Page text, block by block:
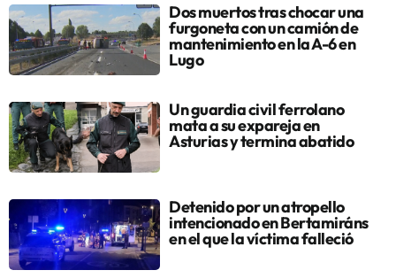
Dos muertos tras chocar una
furgoneta con un camión de
mantenimiento en la A-6 en
Lugo
Un guardia civil ferrolano
mata a su expareja en
Asturias y termina abatido
Detenido por un atropello
intencionado en Bertamiráns
en el que la víctima falleció